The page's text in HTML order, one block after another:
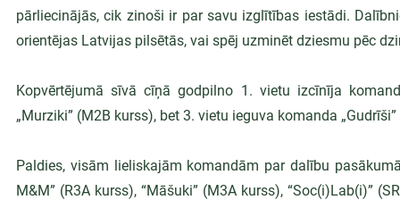
pārliecinājās, cik zinoši ir par savu izglītības iestādi.
orientējas Latvijas pilsētās, vai spēj uzminēt dziesmu pēc
Kopvērtējumā sīvā cīņā godpilno 1. vietu izcīnīja
„Murziki” (M2B kurss), bet 3. vietu ieguva komanda
Paldies, visām lieliskajām komandām par dalību
M&M” (R3A kurss), “Māšuki” (M3A kurss), “Soc(i)Lab(i)”